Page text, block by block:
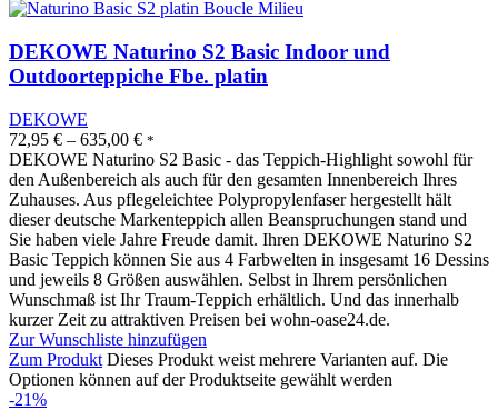
DEKOWE Naturino S2 Basic Indoor und
Outdoorteppiche Fbe. platin
DEKOWE
72,95 € – 635,00 € *
DEKOWE Naturino S2 Basic - das Teppich-Highlight sowohl für
den Außenbereich als auch für den gesamten Innenbereich Ihres
Zuhauses. Aus pflegeleichtee Polypropylenfaser hergestellt hält
dieser deutsche Markenteppich allen Beanspruchungen stand und
Sie haben viele Jahre Freude damit. Ihren DEKOWE Naturino S2
Basic Teppich können Sie aus 4 Farbwelten in insgesamt 16 Dessins
und jeweils 8 Größen auswählen. Selbst in Ihrem persönlichen
Wunschmaß ist Ihr Traum-Teppich erhältlich. Und das innerhalb
kurzer Zeit zu attraktiven Preisen bei wohn-oase24.de.
Zur Wunschliste hinzufügen
Zum Produkt Dieses Produkt weist mehrere Varianten auf. Die
Optionen können auf der Produktseite gewählt werden
-21%